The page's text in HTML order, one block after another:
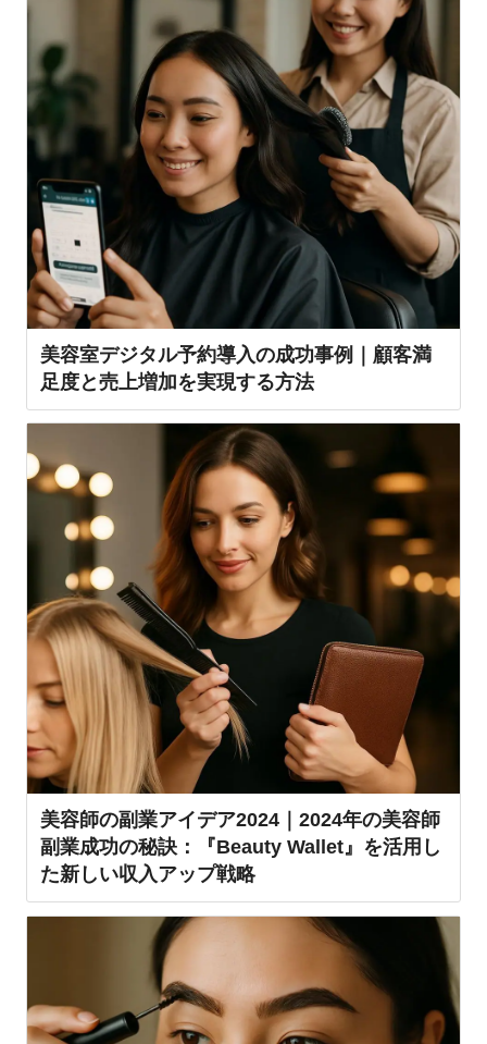
美容室デジタル予約導入の成功事例｜顧客満
足度と売上増加を実現する方法
美容師の副業アイデア2024｜2024年の美容師
副業成功の秘訣：『Beauty Wallet』を活用し
た新しい収入アップ戦略